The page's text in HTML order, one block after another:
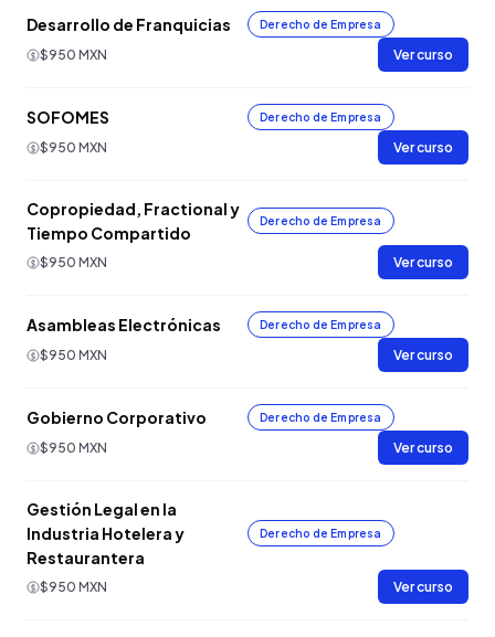
Desarrollo de Franquicias Derecho de Empresa
$950 MXN Ver curso
SOFOMES Derecho de Empresa
$950 MXN Ver curso
Copropiedad, Fractional y
Tiempo Compartido
Derecho de Empresa
$950 MXN Ver curso
Asambleas Electrónicas Derecho de Empresa
$950 MXN Ver curso
Gobierno Corporativo Derecho de Empresa
$950 MXN Ver curso
Gestión Legal en la
Industria Hotelera y
Restaurantera
Derecho de Empresa
$950 MXN Ver curso